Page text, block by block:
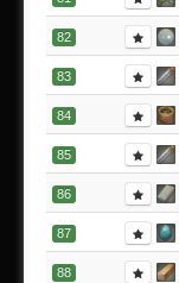
82
83
84
85
86
87
88